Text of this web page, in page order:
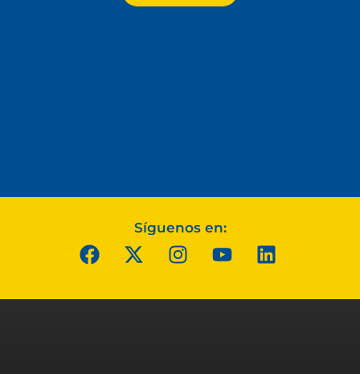
Síguenos en: